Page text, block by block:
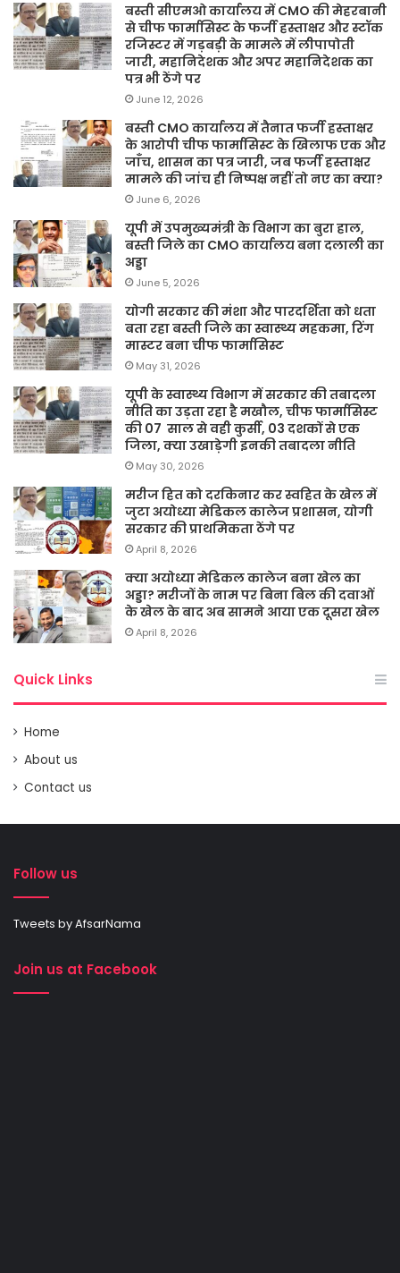
बस्ती सीएमओ कार्यालय में CMO की मेहरबानी
से चीफ फार्मासिस्ट के फर्जी हस्ताक्षर और स्टॉक
रजिस्टर में गड़बड़ी के मामले में लीपापोती
जारी, महानिदेशक और अपर महानिदेशक का
पत्र भी ठेंगे पर
June 12, 2026
बस्ती CMO कार्यालय में तैनात फर्जी हस्ताक्षर
के आरोपी चीफ फार्मासिस्ट के खिलाफ एक और
जाँच, शासन का पत्र जारी, जब फर्जी हस्ताक्षर
मामले की जांच ही निष्पक्ष नहीं तो नए का क्या?
June 6, 2026
यूपी में उपमुख्यमंत्री के विभाग का बुरा हाल,
बस्ती जिले का CMO कार्यालय बना दलाली का
अड्डा
June 5, 2026
योगी सरकार की मंशा और पारदर्शिता को धता
बता रहा बस्ती जिले का स्वास्थ्य महकमा, रिंग
मास्टर बना चीफ फार्मासिस्ट
May 31, 2026
यूपी के स्वास्थ्य विभाग में सरकार की तबादला
नीति का उड़ता रहा है मखौल, चीफ फार्मासिस्ट
की 07 साल से वही कुर्सी, 03 दशकों से एक
जिला, क्या उखाड़ेगी इनकी तबादला नीति
May 30, 2026
मरीज हित को दरकिनार कर स्वहित के खेल में
जुटा अयोध्या मेडिकल कालेज प्रशासन, योगी
सरकार की प्राथमिकता ठेंगे पर
April 8, 2026
क्या अयोध्या मेडिकल कालेज बना खेल का
अड्डा? मरीजों के नाम पर बिना बिल की दवाओं
के खेल के बाद अब सामने आया एक दूसरा खेल
April 8, 2026
Quick Links
Home
About us
Contact us
Follow us
Tweets by AfsarNama
Join us at Facebook